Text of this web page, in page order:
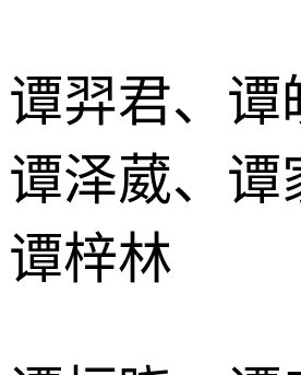
谭羿君、谭
谭泽葳、谭
谭梓林